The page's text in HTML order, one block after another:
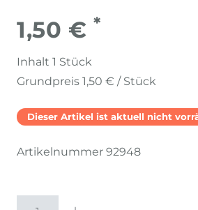
1,50 € *
Inhalt 1 Stück
Grundpreis 1,50 € / Stück
Dieser Artikel ist aktuell nicht
Artikelnummer 92948